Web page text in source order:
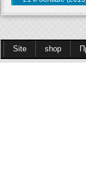
Site shop